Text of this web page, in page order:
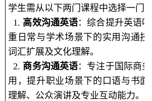
学生需从以下两门课程中选择一门
1. 高效沟通英语：综合提升英语
重日常与学术场景下的实用沟通
词汇扩展及文化理解。
2. 商务沟通英语：专注于国际商
用，提升职业场景下的口语与书
理解、公众演讲及专业互动能力。